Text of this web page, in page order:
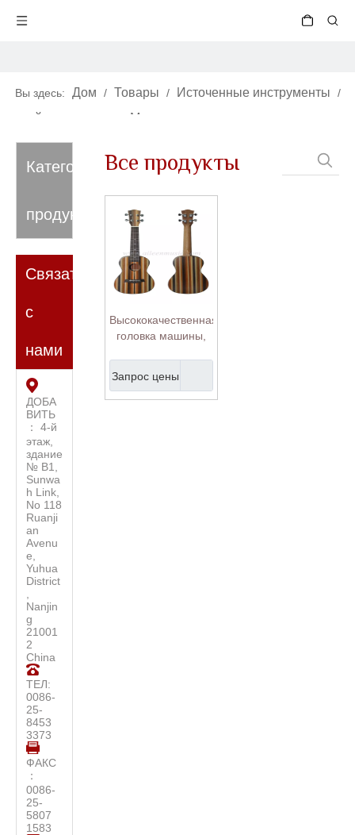
Вы здесь: Дом / Товары / Источенные инструменты /
гавайские гитары Материал корпуса
Категория
продукта
Связаться
с
нами
ДОБА
ВИТЬ
： 4-й
этаж,
здание
№ B1,
Sunwa
h Link,
No 118
Ruanji
an
Avenu
e,
Yuhua
District
Nanjin
g
21001
2
China
ТЕЛ:
0086-
25-
8453
3373
ФАКС
：
0086-
25-
5807
1583
Все продукты
Высококачественная
головка машины,
ручной работы (AU-
K60)
Запрос цены